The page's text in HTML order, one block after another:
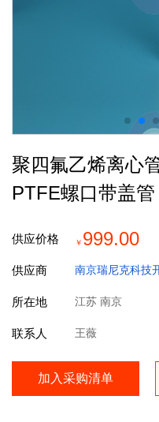
聚四氟乙烯离心
PTFE螺口带盖
供应价格 ￥ 999.00
供应商 南京瑞尼克科技
所在地 江苏 南京
联系人 王薇
加入采购清单